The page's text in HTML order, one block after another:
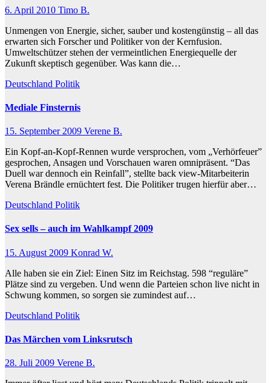
6. April 2010 Timo B.
Unmengen von Energie, sicher, sauber und kostengünstig – all das
erwarten sich Forscher und Politiker von der Kernfusion.
Umweltschützer stehen der vermeintlichen Energiequelle der
Zukunft skeptisch gegenüber. Was kann die…
Deutschland Politik
Mediale Finsternis
15. September 2009 Verene B.
Ein Kopf-an-Kopf-Rennen wurde versprochen, vom „Verhörfeuer”
gesprochen, Ansagen und Vorschauen waren omnipräsent. “Das
Duell war dennoch ein Reinfall”, stellte back view-Mitarbeiterin
Verena Brändle ernüchtert fest. Die Politiker trugen hierfür aber…
Deutschland Politik
Sex sells – auch im Wahlkampf 2009
15. August 2009 Konrad W.
Alle haben sie ein Ziel: Einen Sitz im Reichstag. 598 “reguläre”
Plätze sind zu vergeben. Und wenn die Parteien schon live nicht in
Schwung kommen, so sorgen sie zumindest auf…
Deutschland Politik
Das Märchen vom Linksrutsch
28. Juli 2009 Verene B.